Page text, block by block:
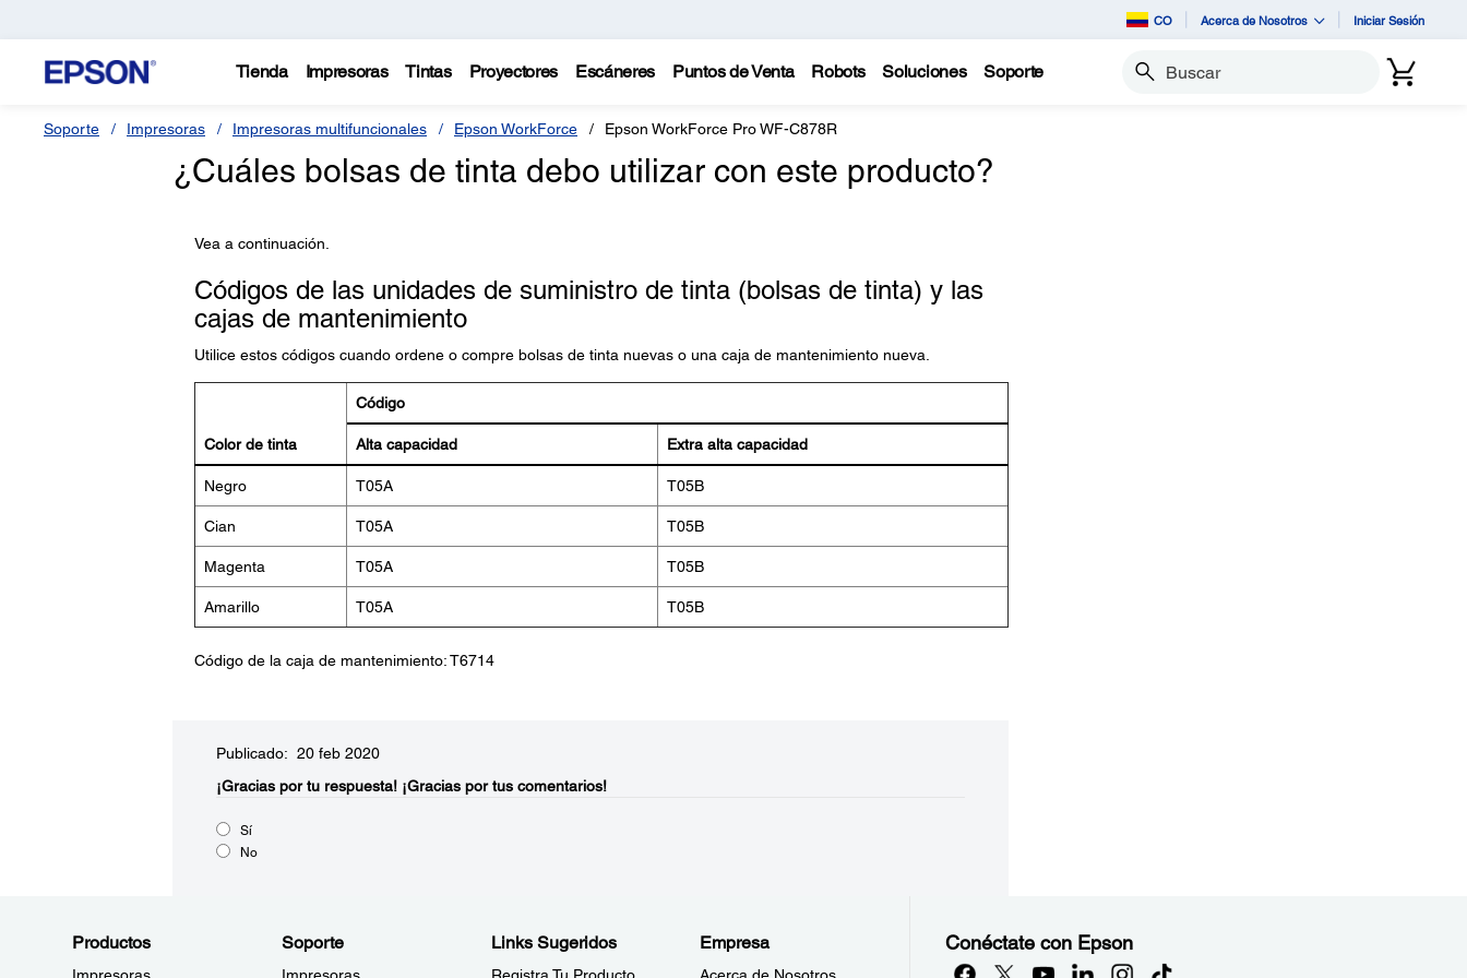
CO Acerca de Nosotros Iniciar Sesión
Tienda Impresoras Tintas Proyectores Escáneres Puntos de Venta Robots Soluciones Soporte Buscar
Soporte Impresoras Impresoras multifuncionales Epson WorkForce Epson WorkForce Pro WF-C878R
¿Cuáles bolsas de tinta debo utilizar con este producto?
Vea a continuación.
Códigos de las unidades de suministro de tinta (bolsas de tinta) y las
cajas de mantenimiento
Utilice estos códigos cuando ordene o compre bolsas de tinta nuevas o una caja de mantenimiento nueva.
Color de tinta
Código
Alta capacidad Extra alta capacidad
Negro T05A T05B
Cian T05A T05B
Magenta T05A T05B
Amarillo T05A T05B
Código de la caja de mantenimiento: T6714
Publicado: 20 feb 2020
¡Gracias por tu respuesta! ¡Gracias por tus comentarios!
Sí
No
Productos Soporte Links Sugeridos Empresa Conéctate con Epson